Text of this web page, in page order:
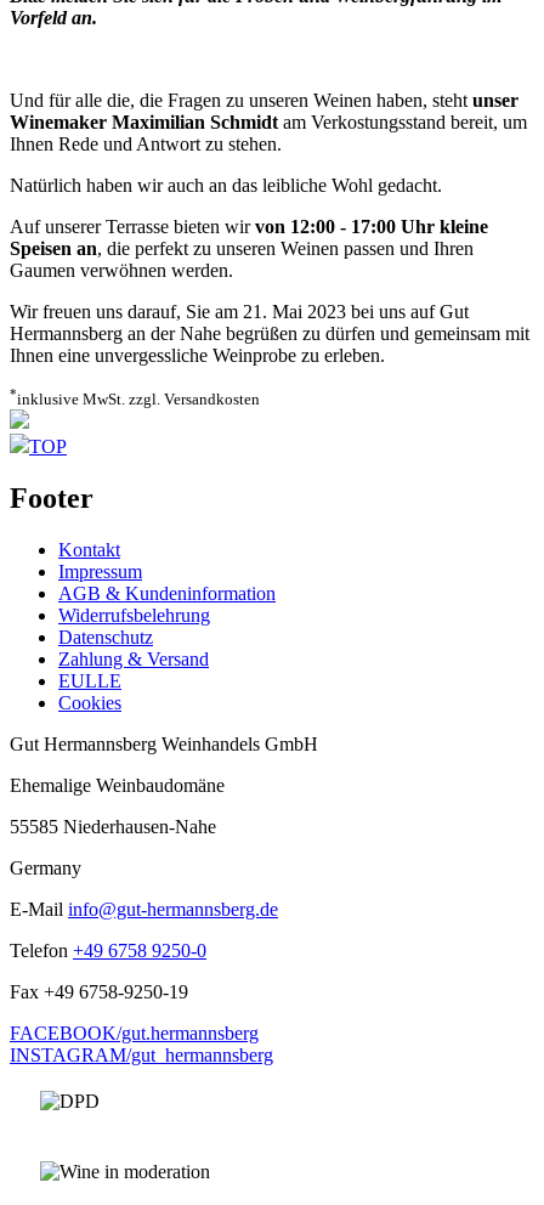
Vorfeld an.
Und für alle die, die Fragen zu unseren Weinen haben, steht unser
Winemaker Maximilian Schmidt am Verkostungsstand bereit, um
Ihnen Rede und Antwort zu stehen.
Natürlich haben wir auch an das leibliche Wohl gedacht.
Auf unserer Terrasse bieten wirvon 12:00 - 17:00 Uhr kleine
Speisen an, die perfekt zu unseren Weinen passen und Ihren
Gaumen verwöhnen werden.
Wir freuen uns darauf, Sie am 21. Mai 2023 bei uns auf Gut
Hermannsberg an der Nahe begrüßen zu dürfen und gemeinsam mit
Ihnen eine unvergessliche Weinprobe zu erleben.
*inklusive MwSt. zzgl. Versandkosten
TOP
Footer
Kontakt
Impressum
AGB & Kundeninformation
Widerrufsbelehrung
Datenschutz
Zahlung & Versand
EULLE
Cookies
Gut Hermannsberg Weinhandels GmbH
Ehemalige Weinbaudomäne
55585 Niederhausen-Nahe
Germany
E-Mail info@gut-hermannsberg.de
Telefon +49 6758 9250-0
Fax +49 6758-9250-19
FACEBOOK/gut.hermannsberg
INSTAGRAM/gut_hermannsberg